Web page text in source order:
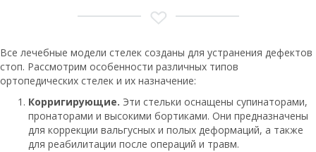
Все лечебные модели стелек созданы для устранения дефектов
стоп. Рассмотрим особенности различных типов
ортопедических стелек и их назначение:
Корригирующие. Эти стельки оснащены супинаторами,
пронаторами и высокими бортиками. Они предназначены
для коррекции вальгусных и полых деформаций, а также
для реабилитации после операций и травм.